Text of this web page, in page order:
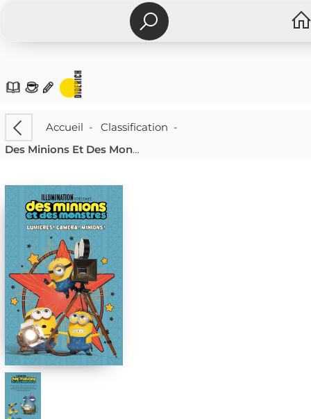
Accueil - Classification -
Des Minions Et Des Monstres : Lumieres ! Camera ! Minions !